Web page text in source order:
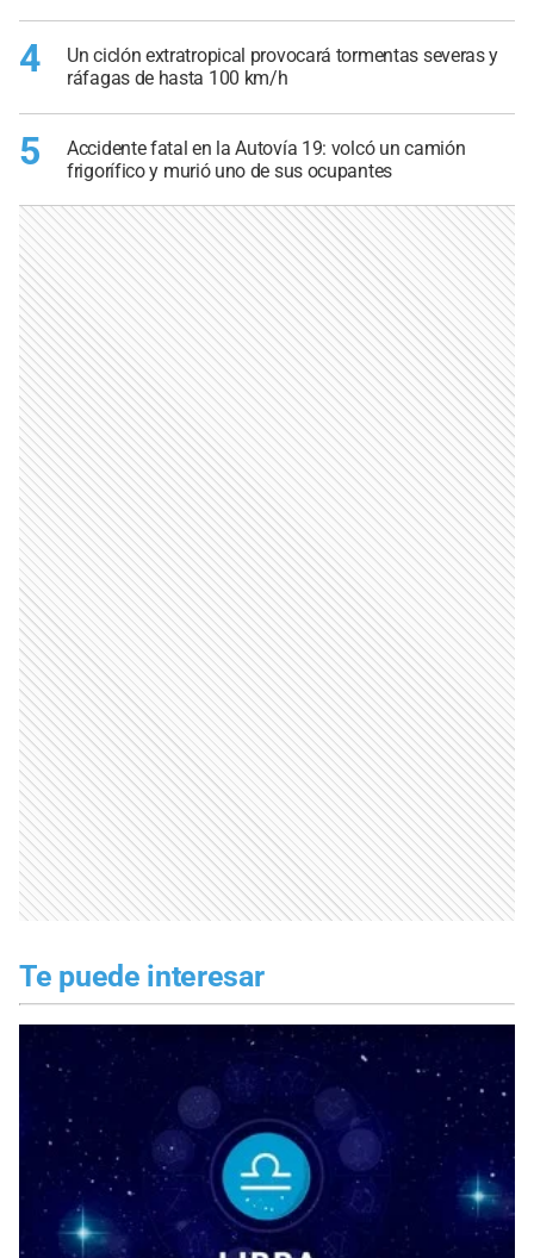
4
Un ciclón extratropical provocará tormentas severas y
ráfagas de hasta 100 km/h
5
Accidente fatal en la Autovía 19: volcó un camión
frigorífico y murió uno de sus ocupantes
Te puede interesar